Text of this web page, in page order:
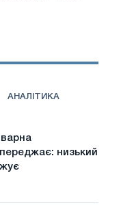
АНАЛІТИКА
низький